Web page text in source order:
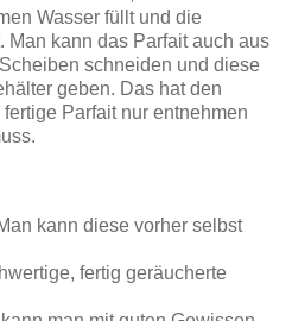
Wasser füllt und die
Man kann das Parfait auch aus
schneiden und diese
geben. Das hat den
Parfait nur entnehmen
kann diese vorher selbst
geräucherte